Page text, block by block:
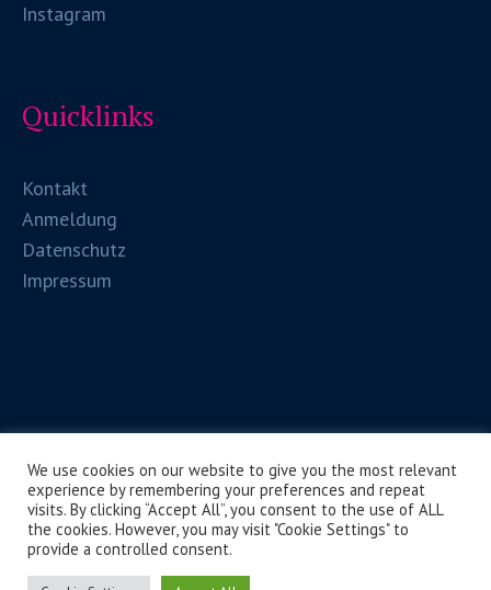
Instagram
Quicklinks
Kontakt
Anmeldung
Datenschutz
Impressum
We use cookies on our website to give you the most relevant
experience by remembering your preferences and repeat
visits. By clicking “Accept All”, you consent to the use of ALL
the cookies. However, you may visit "Cookie Settings" to
provide a controlled consent.